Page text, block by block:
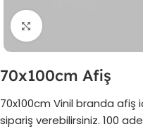
Büyütmek için
70x100cm Afiş
70x100cm Vinil branda afiş
sipariş verebilirsiniz. 100